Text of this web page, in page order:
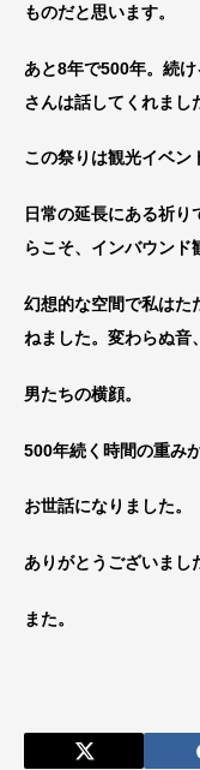
ものだと思います。
あと8年で500年。続
さんは話してくれまし
この祭りは観光イベン
日常の延長にある祈
らこそ、インバウンド
幻想的な空間で私はた
ねました。変わらぬ音
男たちの横顔。
500年続く時間の重み
お世話になりました。
ありがとうございまし
また。
令和７